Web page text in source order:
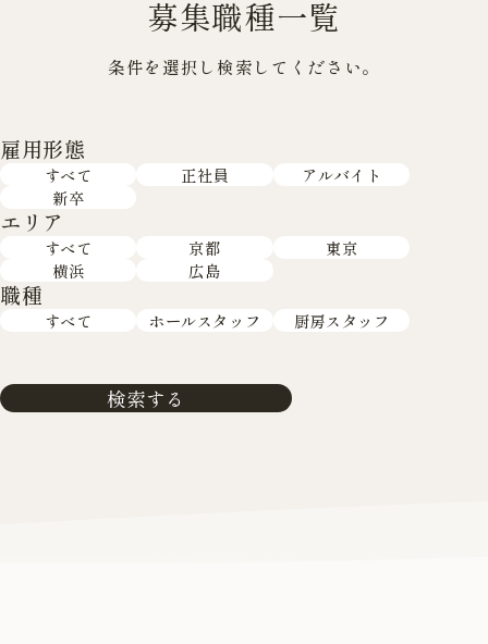
募集職種一覧
条件を選択し検索してください。
雇用形態
すべて 正社員
アルバイト
新卒
エリア
すべて 京都
東京
横浜
広島
職種
すべて ホールスタッフ 厨房スタッフ
検索する